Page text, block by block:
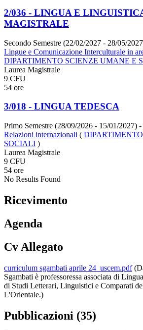
2/036 - LINGUA E
MAGISTRALE
Secondo Semestre (22/02/2027 - 28/05/
Lingue e Comunicazione Interculturale in
DIPARTIMENTO SCIENZE UMANE E
Laurea Magistrale
9 CFU
54 ore
3/018 - LINGUA TEDESCA
Primo Semestre (28/09/2026 - 15/01/2027) -
Relazioni internazionali (
SOCIALI )
Laurea Magistrale
9 CFU
54 ore
No Results Found
Ricevimento
Agenda
Cv Allegato
curriculum sgambati aprile 24_uscem.pdf
Sgambati è professoressa associata di
di Studi Letterari, Linguistici e Comparati
L'Orientale.)
Pubblicazioni (35)